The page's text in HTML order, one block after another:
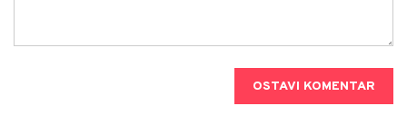
OSTAVI KOMENTAR